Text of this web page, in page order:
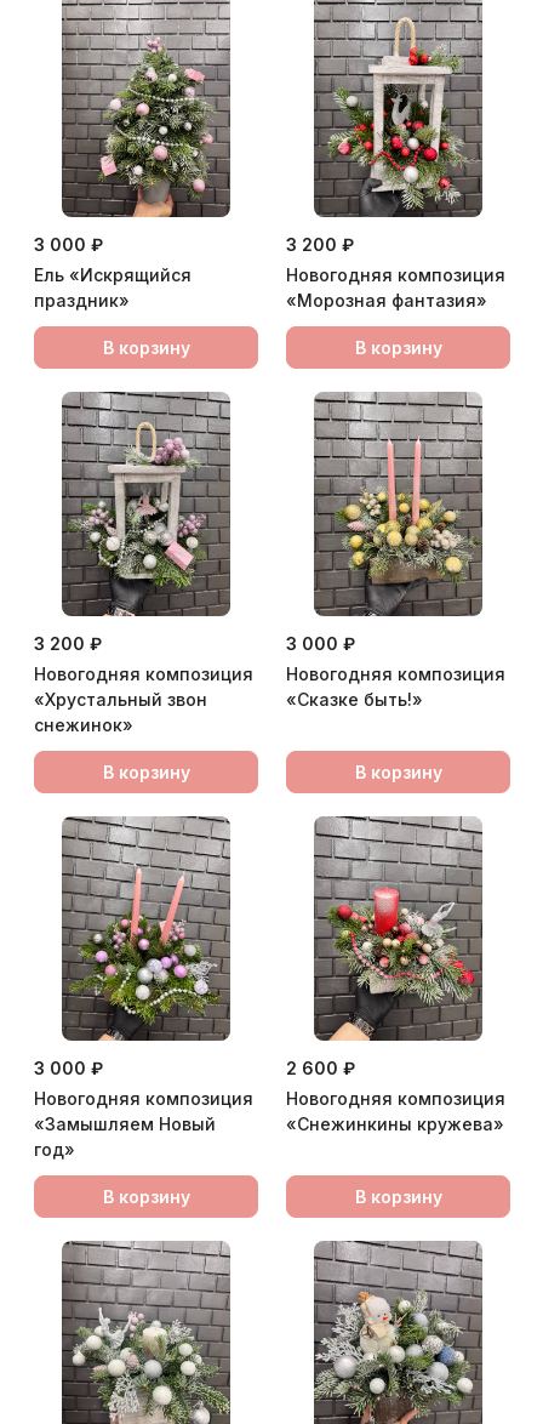
3 000 ₽
Ель «Искрящийся
праздник»
В корзину
3 200 ₽
Новогодняя композиция
«Морозная фантазия»
В корзину
3 200 ₽
Новогодняя композиция
«Хрустальный звон
снежинок»
В корзину
3 000 ₽
Новогодняя композиция
«Сказке быть!»
В корзину
3 000 ₽
Новогодняя композиция
«Замышляем Новый
год»
В корзину
2 600 ₽
Новогодняя композиция
«Снежинкины кружева»
В корзину